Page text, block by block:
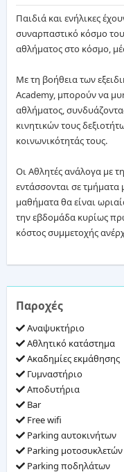
Όροι
Version
Παιδιά και ενήλικες
συναρπαστικό κόσμο
αθλήματος στο κόσμο,
Με τη βοήθεια των
Academy, μπορούν να
αθλήματος,
κινητικών τους
κοινωνικότητάς τους.
Οι Αθλητές ανάλογα με
εντάσσονται σε τμήματα
μαθήματα θα είναι
την εβδομάδα κυρίως
κόστος συμμετοχής
Παροχές
Αναψυκτήριο
Αθλητικό κατάστημα
Ακαδημίες εκμάθησης
Γυμναστήριο
Αποδυτήρια
Bar
Free wifi
Parking αυτοκινήτων
Parking μοτοσυκλετών
Parking ποδηλάτων